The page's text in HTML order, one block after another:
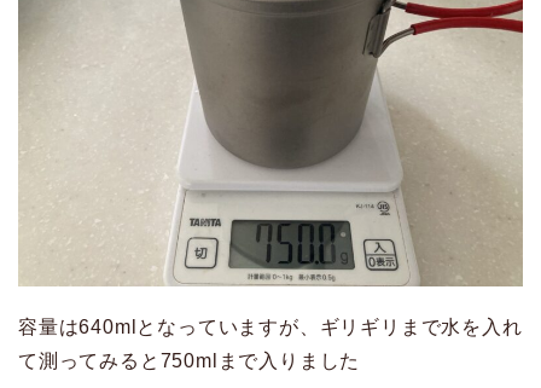
容量は640mlとなっていますが、ギリギリまで水を入れ
て測ってみると750mlまで入りました